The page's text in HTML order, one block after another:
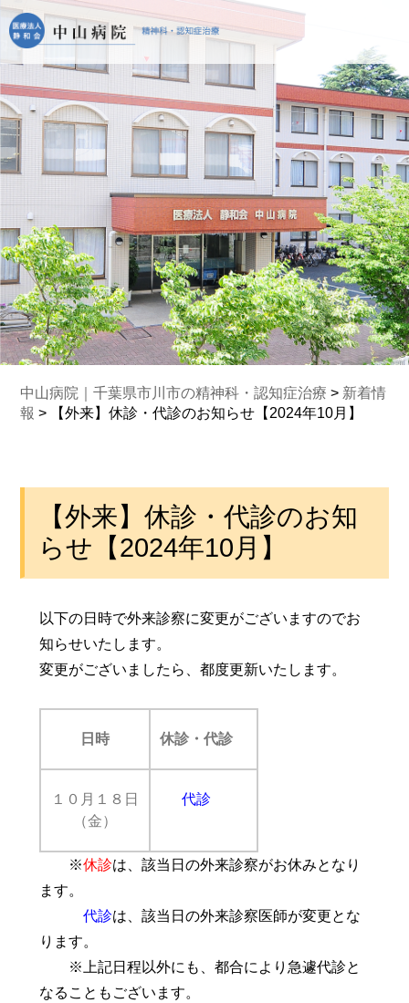
中山病院｜千葉県市川市の精神科・認知症治療 > 新着情
報 > 【外来】休診・代診のお知らせ【2024年10月】
【外来】休診・代診のお知
らせ【2024年10月】
以下の日時で外来診察に変更がございますのでお
知らせいたします。
変更がございましたら、都度更新いたします。
日時 休診・代診
１０月１８日
（金）
代診
※休診は、該当日の外来診察がお休みとなり
ます。
代診は、該当日の外来診察医師が変更とな
ります。
※上記日程以外にも、都合により急遽代診と
なることもございます。